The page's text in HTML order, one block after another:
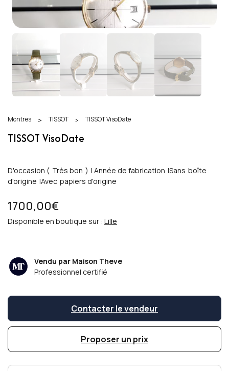
Montres > TISSOT > TISSOT VisoDate
TISSOT VisoDate
D'occasion ( Très bon ) | Année de fabrication |Sans boîte
d'origine |Avec papiers d'origine
1700,00€
Disponible en boutique sur : Lille
Vendu par Maison Theve
Professionnel certifié
Contacter le vendeur
Proposer un prix